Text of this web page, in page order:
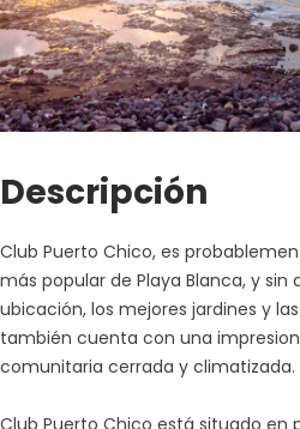
Descripción
Club Puerto Chico, es
más popular de Playa Blanca, y
ubicación, los mejores jardines y
también cuenta con una
comunitaria cerrada y